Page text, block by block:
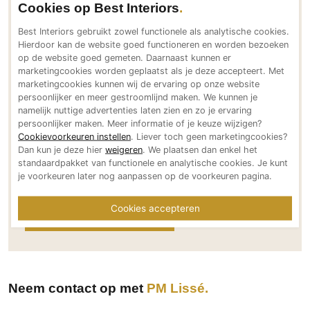
PVC vloeren
Gietvloeren
Houten vloeren
Natuursteen en keramiek vloeren
Vloerkleden
Afwerking
Wandafwerking
Beton Ciré
Natuursteen en keramiek
Leer
Schilderwerk
Spuitwerk
5421 WV Gemert
NL
Bereikbaar via
+31 (0) 85 0161046
info@pmlisse.nl
www.pmlisse.nl
Social media
Meer projecten van PM Lissé
Neem contact op met PM Lissé
Cookies op Best Interiors
Best Interiors gebruikt zowel functionele als analytische cookies.
Hierdoor kan de website goed functioneren en worden bezoeken
op de website goed gemeten. Daarnaast kunnen er
marketingcookies worden geplaatst als je deze accepteert. Met
marketingcookies kunnen wij de ervaring op onze website
persoonlijker en meer gestroomlijnd maken. We kunnen je
namelijk nuttige advertenties laten zien en zo je ervaring
persoonlijker maken. Meer informatie of je keuze wijzigen?
Cookievoorkeuren instellen. Liever toch geen marketingcookies?
Dan kun je deze hier weigeren. We plaatsen dan enkel het
standaardpakket van functionele en analytische cookies. Je kunt
je voorkeuren later nog aanpassen op de voorkeuren pagina.
Cookies accepteren